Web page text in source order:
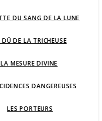
DU SANG DE LA LUNE
DÛ DE LA TRICHEUSE
LA MESURE DIVINE
DANGEREUSES
LES PORTEURS